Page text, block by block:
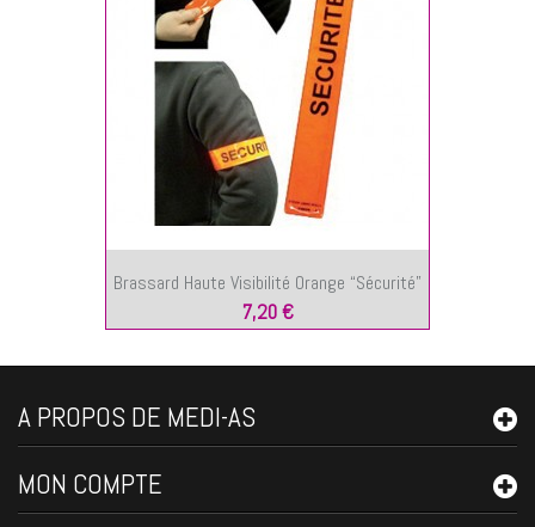
Brassard Haute Visibilité Orange “Sécurité”
7,20 €
A PROPOS DE MEDI-AS
MON COMPTE